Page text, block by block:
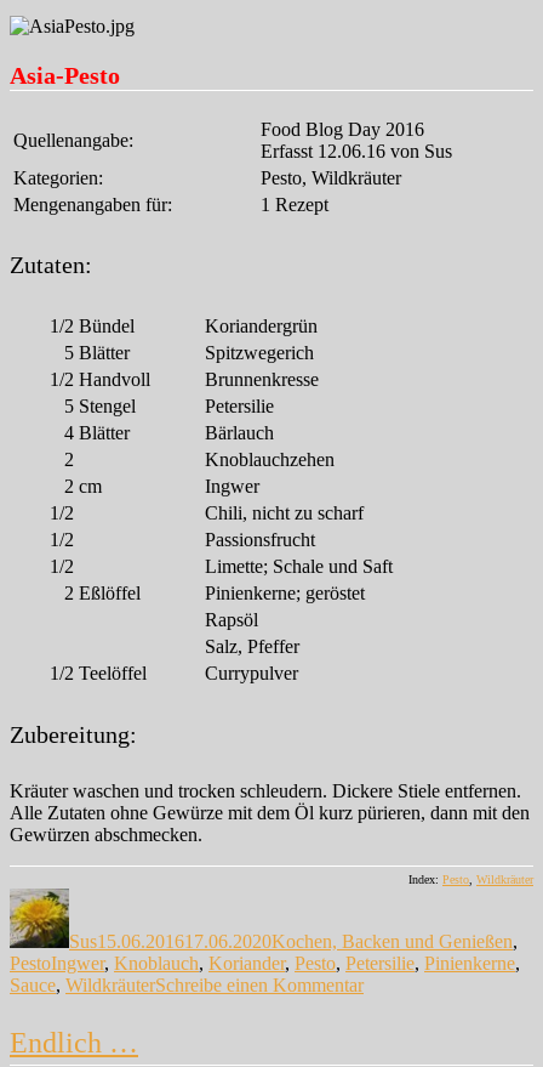
Asia-Pesto
Quellenangabe:
Food Blog Day 2016
Erfasst 12.06.16 von Sus
Kategorien:
Pesto, Wildkräuter
Mengenangaben für:
1 Rezept
Zutaten:
1/2 Bündel
Koriandergrün
5 Blätter
Spitzwegerich
1/2 Handvoll
Brunnenkresse
5 Stengel
Petersilie
4 Blätter
Bärlauch
2
Knoblauchzehen
2 cm
Ingwer
1/2
Chili, nicht zu scharf
1/2
Passionsfrucht
1/2
Limette; Schale und Saft
2 Eßlöffel
Pinienkerne; geröstet
Rapsöl
Salz, Pfeffer
1/2 Teelöffel Currypulver
Zubereitung:
Kräuter waschen und trocken schleudern. Dickere Stiele entfernen.
Alle Zutaten ohne Gewürze mit dem Öl kurz pürieren, dann mit den
Gewürzen abschmecken.
Index: Pesto Wildkräuter
Autor
Sus15.06.201617.06.2020Kochen, Backen und Genießen,
PestoSchlagwörter
Ingwer, Knoblauch, Koriander, Pesto, Petersilie, Pinienkerne,
Sauce, WildkräuterSchreibe einen Kommentarzu
Endlich …